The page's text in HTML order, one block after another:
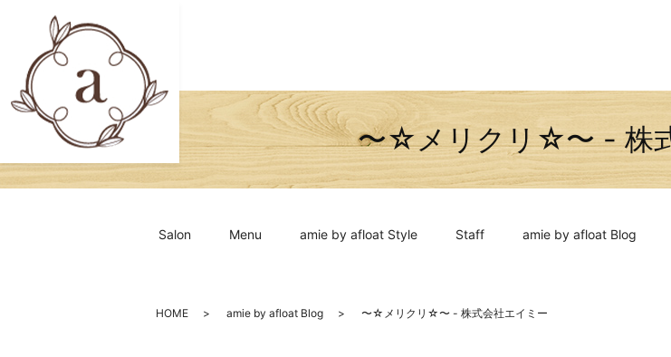
Salon Menu amie by afloat Style Staff amie by afloat Blog
〜☆メリクリ☆〜 - 株
HOME amie by afloat Blog 〜☆メリクリ☆〜 - 株式会社エイミー